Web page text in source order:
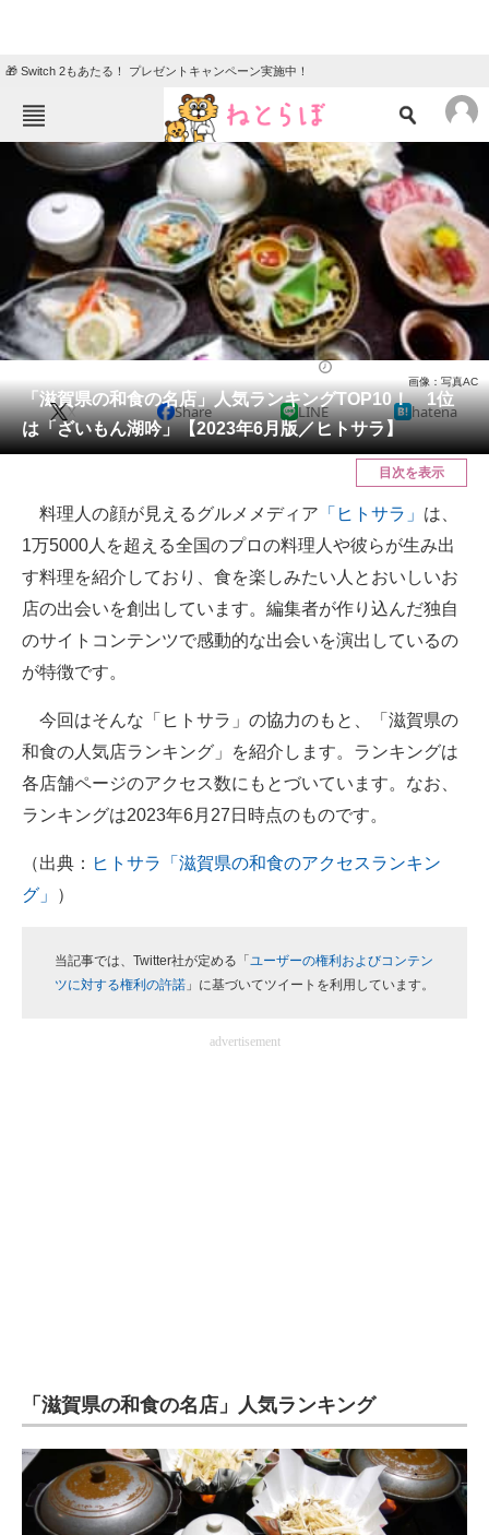
🎁 Switch 2もあたる！ プレゼントキャンペーン実施中！
ねとらぼメニュー
ニュース
エンタメ クイズ
グルメ 地域
住まい 教育・育児
動物 リサーチ
会員記事
メディア
ITの今と未来を見通す
スマホと通信の最新トレンド
進化するPCとデバイスの未来
好きが集まる 比べて選べる
ビジネスと働き方のヒント
企業ITのトレンドを詳説
経営リーダーのコミュニティ
ITエンジニア向け専門サイト
「滋賀県の和食の名店」人気ランキングTOP10！ 1位
は「ざいもん湖吟」【2023年6月版／ヒトサラ】
画像：写真AC
X Share LINE hatena
目次を表示
料理人の顔が見えるグルメメディア 「ヒトサラ」 は、
1万5000人を超える全国のプロの料理人や彼らが生み出
す料理を紹介しており、食を楽しみたい人とおいしいお
店の出会いを創出しています。編集者が作り込んだ独自
のサイトコンテンツで感動的な出会いを演出しているの
が特徴です。
今回はそんな「ヒトサラ」の協力のもと、「滋賀県の
和食の人気店ランキング」を紹介します。ランキングは
各店舗ページのアクセス数にもとづいています。なお、
ランキングは2023年6月27日時点のものです。
（出典： ヒトサラ「滋賀県の和食のアクセスランキン
グ」
）
当記事では、Twitter社が定める「 ユーザーの権利およびコンテン
ツに対する権利の許諾 」に基づいてツイートを利用しています。
advertisement
「滋賀県の和食の名店」人気ランキング